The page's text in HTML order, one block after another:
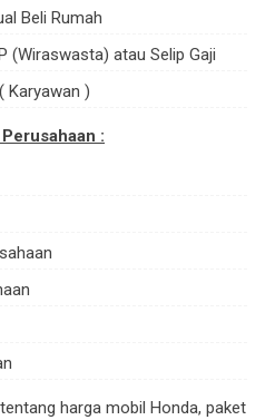
Beli Rumah
(Wiraswasta) atau Selip Gaji
Karyawan )
:
harga mobil Honda, paket